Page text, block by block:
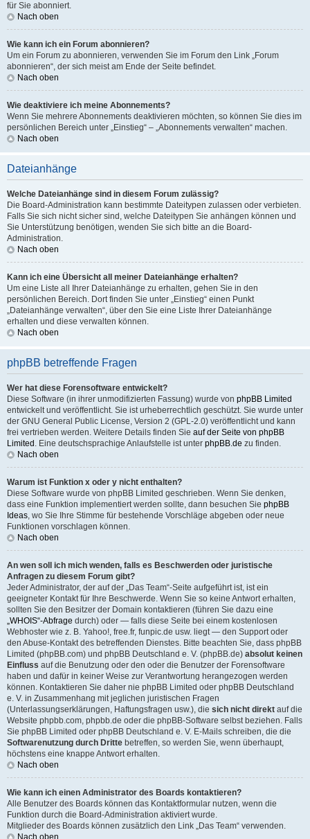
für Sie abonniert.
Nach oben
Wie kann ich ein Forum abonnieren?
Um ein Forum zu abonnieren, verwenden Sie im Forum den Link „Forum
abonnieren“, der sich meist am Ende der Seite befindet.
Nach oben
Wie deaktiviere ich meine Abonnements?
Wenn Sie mehrere Abonnements deaktivieren möchten, so können Sie dies im
persönlichen Bereich unter „Einstieg“ – „Abonnements verwalten“ machen.
Nach oben
Dateianhänge
Welche Dateianhänge sind in diesem Forum zulässig?
Die Board-Administration kann bestimmte Dateitypen zulassen oder verbieten.
Falls Sie sich nicht sicher sind, welche Dateitypen Sie anhängen können und
Sie Unterstützung benötigen, wenden Sie sich bitte an die Board-
Administration.
Nach oben
Kann ich eine Übersicht all meiner Dateianhänge erhalten?
Um eine Liste all Ihrer Dateianhänge zu erhalten, gehen Sie in den
persönlichen Bereich. Dort finden Sie unter „Einstieg“ einen Punkt
„Dateianhänge verwalten“, über den Sie eine Liste Ihrer Dateianhänge
erhalten und diese verwalten können.
Nach oben
phpBB betreffende Fragen
Wer hat diese Forensoftware entwickelt?
Diese Software (in ihrer unmodifizierten Fassung) wurde von phpBB Limited
entwickelt und veröffentlicht. Sie ist urheberrechtlich geschützt. Sie wurde unter
der GNU General Public License, Version 2 (GPL-2.0) veröffentlicht und kann
frei vertrieben werden. Weitere Details finden Sie auf der Seite von phpBB
Limited . Eine deutschsprachige Anlaufstelle ist unter phpBB.de zu finden.
Nach oben
Warum ist Funktion x oder y nicht enthalten?
Diese Software wurde von phpBB Limited geschrieben. Wenn Sie denken,
dass eine Funktion implementiert werden sollte, dann besuchen Sie phpBB
Ideas, wo Sie Ihre Stimme für bestehende Vorschläge abgeben oder neue
Funktionen vorschlagen können.
Nach oben
An wen soll ich mich wenden, falls es Beschwerden oder juristische
Anfragen zu diesem Forum gibt?
Jeder Administrator, der auf der „Das Team“-Seite aufgeführt ist, ist ein
geeigneter Kontakt für Ihre Beschwerde. Wenn Sie so keine Antwort erhalten,
sollten Sie den Besitzer der Domain kontaktieren (führen Sie dazu eine
„WHOIS“-Abfrage durch) oder — falls diese Seite bei einem kostenlosen
Webhoster wie z. B. Yahoo!, free.fr, funpic.de usw. liegt — den Support oder
den Abuse-Kontakt des betreffenden Dienstes. Bitte beachten Sie, dass phpBB
Limited (phpBB.com) und phpBB Deutschland e. V. (phpBB.de) absolut keinen
Einfluss auf die Benutzung oder den oder die Benutzer der Forensoftware
haben und dafür in keiner Weise zur Verantwortung herangezogen werden
können. Kontaktieren Sie daher nie phpBB Limited oder phpBB Deutschland
e. V. in Zusammenhang mit jeglichen juristischen Fragen
(Unterlassungserklärungen, Haftungsfragen usw.), die sich nicht direkt auf die
Website phpbb.com, phpbb.de oder die phpBB-Software selbst beziehen. Falls
Sie phpBB Limited oder phpBB Deutschland e. V. E-Mails schreiben, die die
Softwarenutzung durch Dritte betreffen, so werden Sie, wenn überhaupt,
höchstens eine knappe Antwort erhalten.
Nach oben
Wie kann ich einen Administrator des Boards kontaktieren?
Alle Benutzer des Boards können das Kontaktformular nutzen, wenn die
Funktion durch die Board-Administration aktiviert wurde.
Mitglieder des Boards können zusätzlich den Link „Das Team“ verwenden.
Nach oben